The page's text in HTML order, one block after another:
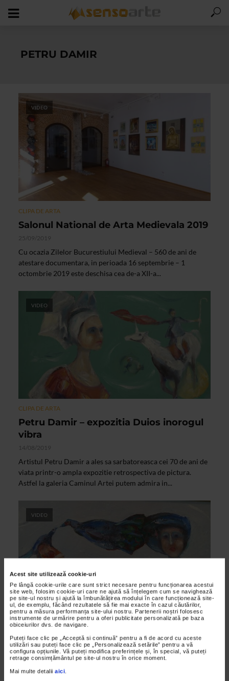
Acest site utilizează cookie-uri
Pe lângă cookie-urile care sunt strict necesare pentru funcționarea acestui
site web, folosim cookie-uri care ne ajută să înțelegem cum se navighează
pe site-ul nostru și ajută la îmbunătățirea modului în care funcționează site-
ul, de exemplu, făcând rezultatele să fie mai exacte în cazul căutărilor,
pentru a măsura performanța site-ului nostru. Partenerii noștri folosesc
instrumente de urmărire pentru a oferi publicitate personalizată pe baza
obiceiurilor dvs. de navigare.
Puteți face clic pe „Acceptă si continuă” pentru a fi de acord cu aceste
utilizări sau puteți face clic pe „Personalizează setările” pentru a vă
configura opțiunile. Vă puteți modifica preferințele și, în special, vă puteți
retrage consimțământul pe site-ul nostru în orice moment.
Mai multe detalii aici
PETRU DAMIR
VIDEO
CLIPA DE ARTA
Salonul National de Arta Medievala 2019
25/09/2019
Cu ocazia Zilelor Bucurestiului Medieval – 560 de ani de
atestare documentara, in perioada 16 septembrie – 1
octombrie 2019 este deschisa cea de-a XII-a...
VIDEO
CLIPA DE ARTA
Petru Damir – expozitia Duios inorogul
vibra
14/08/2019
Artistul Petru Damir a ales sa sarbatoreasca cei 70 de ani de
viata printr-o ampla expozitie retrospectiva de pictura.
Astfel la galeria Caminul Artei putem admira in...
VIDEO
CLIPA DE ARTA
Petru Damir – Clipa ce zboara
30/08/2013
Expozitia „Clipa ce zboara, Lady in Red” a pictorului Petru
Damir vorbeste despre pasiune si femei.